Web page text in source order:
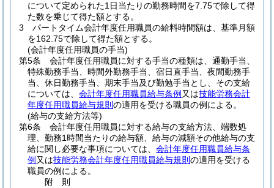
について定められた1日当たりの勤務時間を7.75で除して得
た数を乗じて得た額とする。
3
パートタイム会計年度任用職員の給料時間額は、基準月額
を162.75で除して得た額とする。
(会計年度任用職員の手当)
第5条
会計年度任用職員に対する手当の種類は、通勤手当、
特殊勤務手当、時間外勤務手当、宿日直手当、夜間勤務手
当、休日勤務手当、期末手当及び勤勉手当とし、その支給
については、 会計年度任用職員給与条例 又は技能労務会計
年度任用職員給与規則 の適用を受ける職員の例による。
(給与の支給方法等)
第6条
会計年度任用職員に対する給与の支給方法、端数処
理、勤務1時間当たりの給与額、給与の減額その他給与の支
給に関し必要な事項については、 会計年度任用職員給与条
例 又は技能労務会計年度任用職員給与規則 の適用を受ける
職員の例による。
附 則